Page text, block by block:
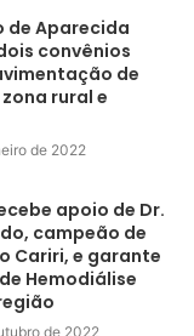
de Aparecida
convênios
de
rural e
de 2022
apoio de Dr.
campeão de
Cariri, e garante
Hemodiálise
de 2022